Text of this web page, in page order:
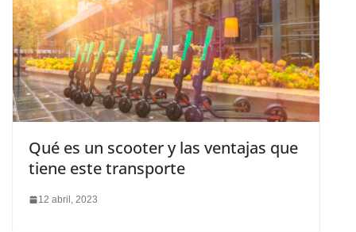
Qué es un scooter y las ventajas que
tiene este transporte
12 abril, 2023